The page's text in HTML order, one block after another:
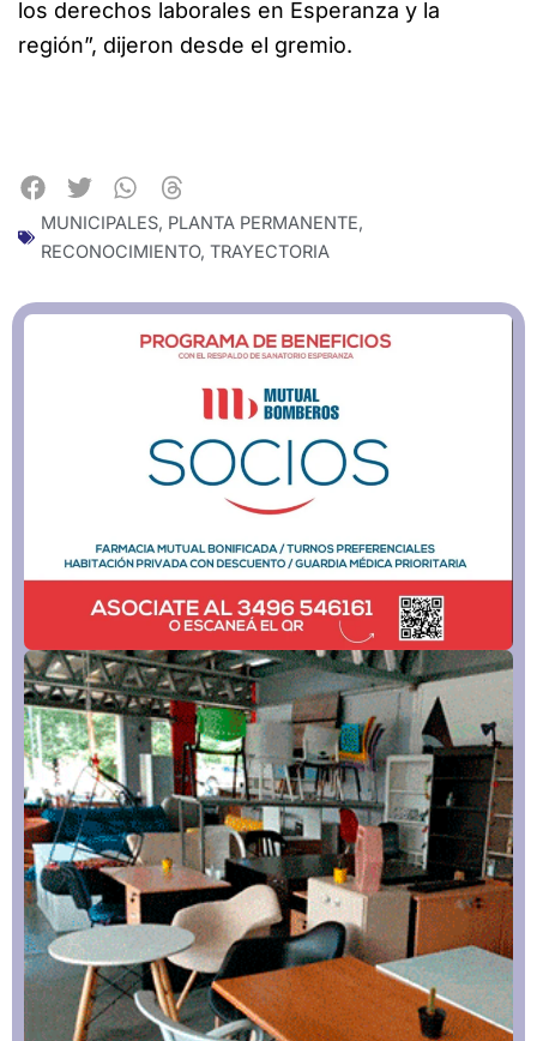
los derechos laborales en Esperanza y la
región”, dijeron desde el gremio.
MUNICIPALES, PLANTA PERMANENTE,
RECONOCIMIENTO, TRAYECTORIA